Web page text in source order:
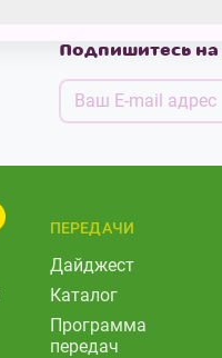
Подпишитесь
ПЕРЕДАЧИ
Дайджест
Каталог
Программа
передач